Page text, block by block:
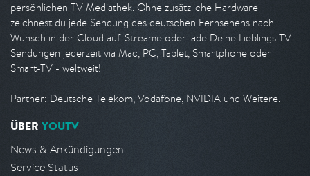
persönlichen TV Mediathek. Ohne zusätzliche Hardware
zeichnest du jede Sendung des deutschen Fernsehens nach
Wunsch in der Cloud auf. Streame oder lade Deine Lieblings TV
Sendungen jederzeit via Mac, PC, Tablet, Smartphone oder
Smart-TV - weltweit!
Partner: Deutsche Telekom, Vodafone, NVIDIA und Weitere.
ÜBER YOUTV
News & Ankündigungen
Service Status